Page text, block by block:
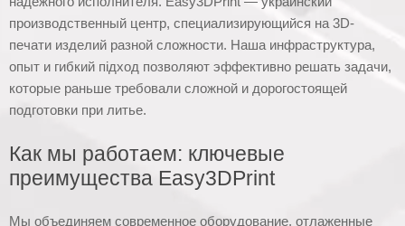
производственный центр, специализирующийся на 3D-
печати изделий разной сложности. Наша инфраструктура,
опыт и гибкий підход позволяют эффективно решать задачи,
которые раньше требовали сложной и дорогостоящей
подготовки при литье.
Как мы работаем: ключевые
преимущества Easy3DPrint
Мы объединяем современное оборудование, отлаженные